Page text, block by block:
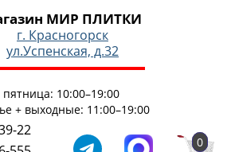
МИР ПЛИТКИ
г. Красногорск
ул.Успенская, д.32
10:00–19:00
+ выходные: 11:00–19:00
22
0